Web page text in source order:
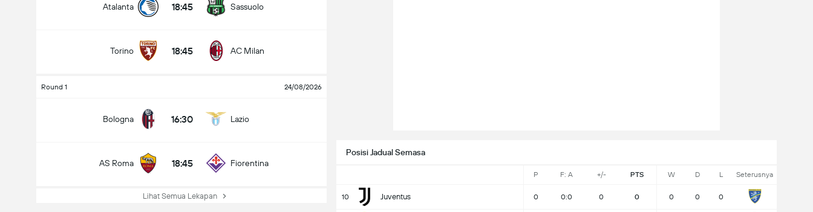
Atalanta 18:45 Sassuolo
Torino 18:45 AC Milan
Round 1 24/08/2026
Bologna 16:30 Lazio
AS Roma 18:45 Fiorentina
Lihat Semua Lekapan
Posisi Jadual Semasa
P F: A +/- PTS W D L Seterusnya
10 Juventus 0 0:0 0 0 0 0 0